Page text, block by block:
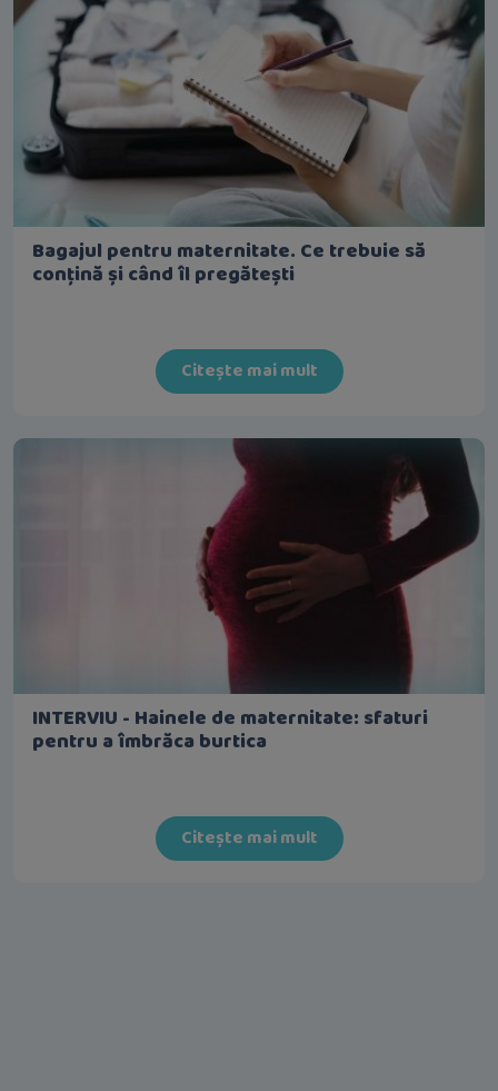
Bagajul pentru maternitate. Ce trebuie să
conțină și când îl pregătești
Citește mai mult
INTERVIU - Hainele de maternitate: sfaturi
pentru a îmbrăca burtica
Citește mai mult